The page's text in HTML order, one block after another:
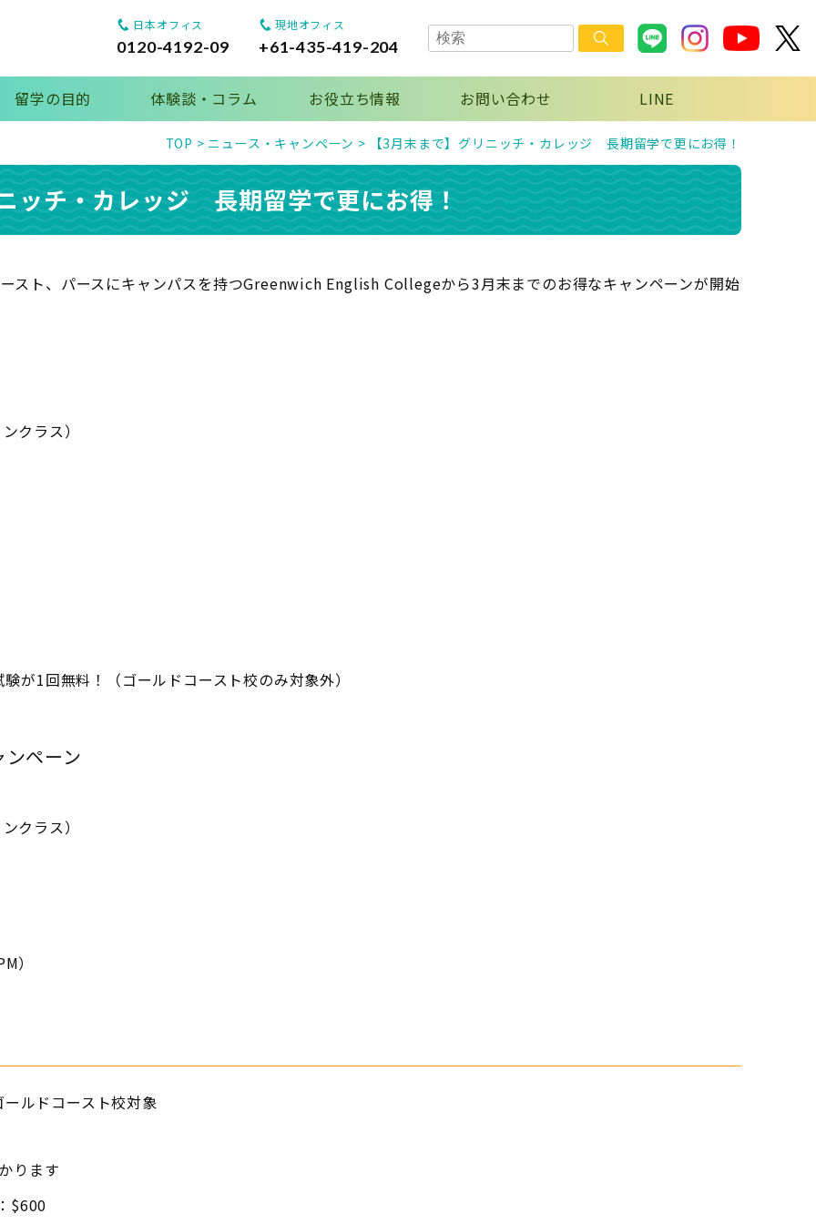
日本オフィス
0120-4192-09
現地オフィス
+61-435-419-204
留学の目的 体験談・コラム お役立ち情報 お問い合わせ LINE
TOP > ニュース・キャンペーン > 【3月末まで】グリニッチ・カレッジ 長期留学で更にお得！
ッチ・カレッジ 長期留学で更にお得！
スト、パースにキャンパスを持つGreenwich English Collegeから3月末までのお得なキャンペーンが開始
クラス）
が1回無料！（ゴールドコースト校のみ対象外）
ペーン
クラス）
）
ルドコースト校対象
ります
$600